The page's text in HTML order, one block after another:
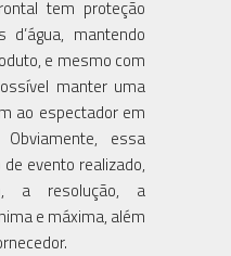
tem proteção
mantendo
e mesmo com
manter uma
ao espectador em
essa
evento realizado,
a resolução, a
e máxima, além